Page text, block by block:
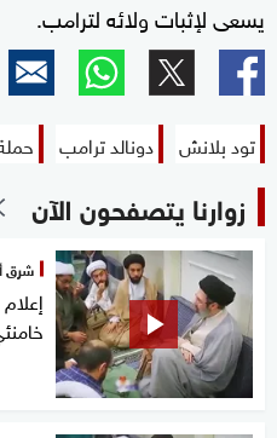
يسعى لإثبات ولائه لترامب.
تود بلانش دونالد ترامب
زوارنا يتصفحون الآن
شرق